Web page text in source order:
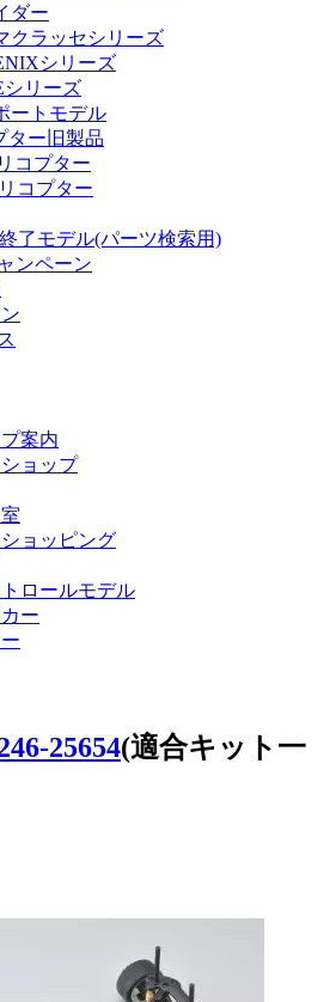
ダー
クラッセシリーズ
シリーズ
シリーズ
ートモデル
ター旧製品
コプター
コプター
終了モデル(パーツ検索用)
ンペーン
案内
ョップ
ョッピング
ロールモデル
ー
25654(適合キット一